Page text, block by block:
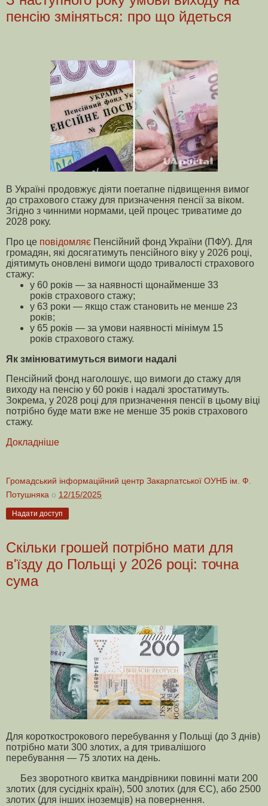
пенсію зміняться: про що йдеться
В Україні продовжує діяти поетапне підвищення вимог
до страхового стажу для призначення пенсії за віком.
Згідно з чинними нормами, цей процес триватиме до
2028 року.
Про це повідомляє Пенсійний фонд України (ПФУ). Для
громадян, які досягатимуть пенсійного віку у 2026 році,
діятимуть оновлені вимоги щодо тривалості страхового
стажу:
у 60 років — за наявності щонайменше 33
років страхового стажу;
у 63 роки — якщо стаж становить не менше 23
років;
у 65 років — за умови наявності мінімум 15
років страхового стажу.
Як змінюватимуться вимоги надалі
Пенсійний фонд наголошує, що вимоги до стажу для
виходу на пенсію у 60 років і надалі зростатимуть.
Зокрема, у 2028 році для призначення пенсії в цьому віці
потрібно буде мати вже не менше 35 років страхового
стажу.
Докладніше
Громадський інформаційний центр Закарпатської ОУНБ ім. Ф.
Потушняка о 12/15/2025
Надати доступ
Скільки грошей потрібно мати для
в'їзду до Польщі у 2026 році: точна
сума
Для короткострокового перебування у Польщі (до 3 днів)
потрібно мати 300 злотих, а для тривалішого
перебування — 75 злотих на день.
Без зворотного квитка мандрівники повинні мати 200
злотих (для сусідніх країн), 500 злотих (для ЄС), або 2500
злотих (для інших іноземців) на повернення.